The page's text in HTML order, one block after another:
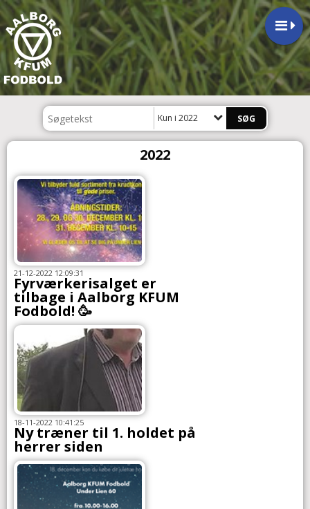
Kun i 2022
2022
21-12-2022 12:09:31
Fyrværkerisalget er
tilbage i Aalborg KFUM
Fodbold! 🥳
18-11-2022 10:41:25
Ny træner til 1. holdet på
herrer siden